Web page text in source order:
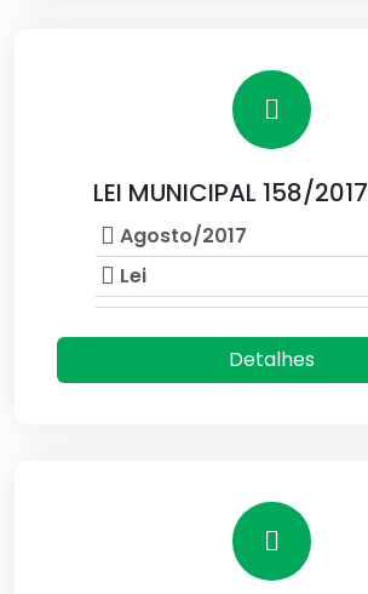
LEI MUNICIPAL 158/2017
Agosto/2017
Lei
Detalhes